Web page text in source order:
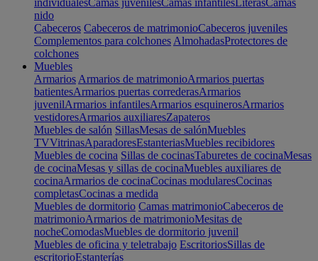
individualesCamas juvenilesCamas infantilesLiterasCamas
nido
Cabeceros Cabeceros de matrimonioCabeceros juveniles
Complementos para colchones AlmohadasProtectores de
colchones
Muebles
Armarios Armarios de matrimonioArmarios puertas
batientesArmarios puertas correderasArmarios
juvenilArmarios infantilesArmarios esquinerosArmarios
vestidoresArmarios auxiliaresZapateros
Muebles de salón SillasMesas de salónMuebles
TVVitrinasAparadoresEstanteriasMuebles recibidores
Muebles de cocina Sillas de cocinasTaburetes de cocinaMesas
de cocinaMesas y sillas de cocinaMuebles auxiliares de
cocinaArmarios de cocinaCocinas modularesCocinas
completasCocinas a medida
Muebles de dormitorio Camas matrimonioCabeceros de
matrimonioArmarios de matrimonioMesitas de
nocheComodasMuebles de dormitorio juvenil
Muebles de oficina y teletrabajo EscritoriosSillas de
escritorioEstanterías